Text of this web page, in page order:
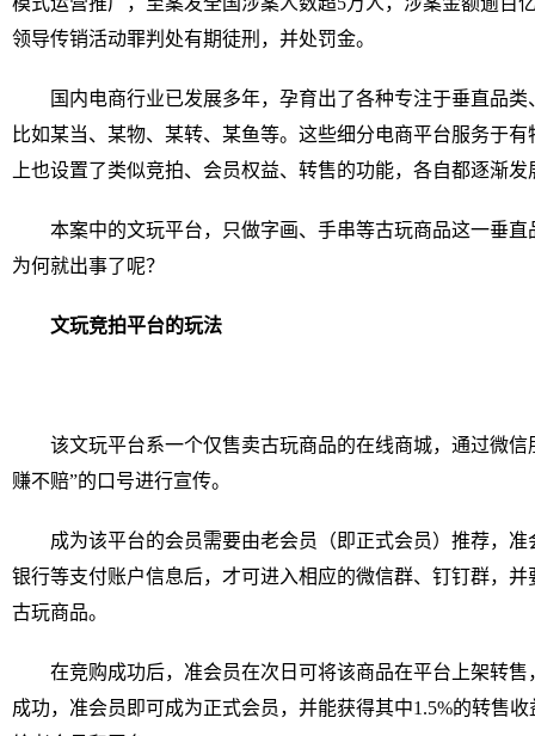
领导传销活动罪判处有期徒刑，并处罚金。
国内电商行业已发展多年，孕育出了各种专注于垂直品
比如某当、某物、某转、某鱼等。这些细分电商平台服务于
上也设置了类似竞拍、会员权益、转售的功能，各自都逐渐
本案中的文玩平台，只做字画、手串等古玩商品这一垂
为何就出事了呢？
文玩竞拍平台的玩法
该文玩平台系一个仅售卖古玩商品的在线商城，通过微
赚不赔”的口号进行宣传。
成为该平台的会员需要由老会员（即正式会员）推荐，
银行等支付账户信息后，才可进入相应的微信群、钉钉群，
古玩商品。
在竞购成功后，准会员在次日可将该商品在平台上架转
成功，准会员即可成为正式会员，并能获得其中1.5%的转售